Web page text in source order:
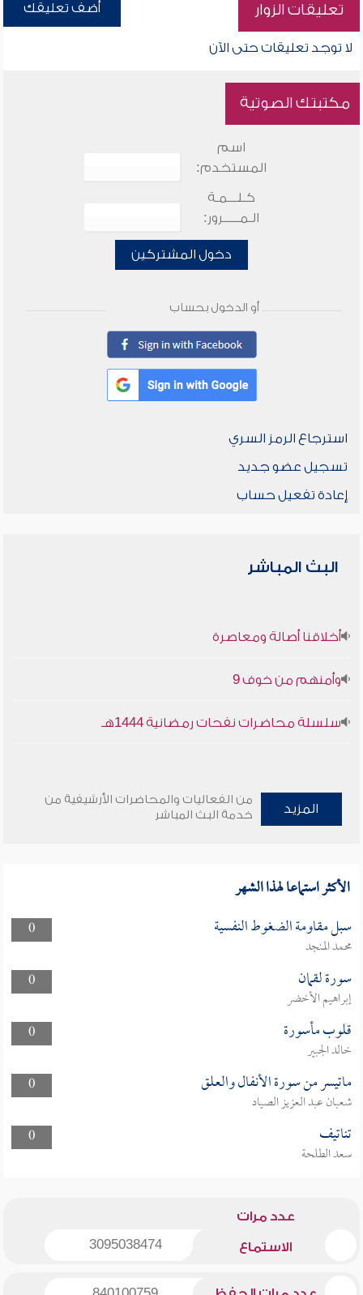
تعليقات الزوار أضف تعليقك
لا توجد تعليقات حتى الآن
مكتبتك الصوتية
اسم
المستخدم:
كـلـــمـة
الـمـــــرور:
دخول المشتركين
أو الدخول بحساب
استرجاع الرمز السري
تسجيل عضو جديد
إعادة تفعيل حساب
البث المباشر
أخلاقنا أصالة ومعاصرة
وأمنهم من خوف 9
سلسلة محاضرات نفحات رمضانية 1444هـ
المزيد
من الفعاليات والمحاضرات الأرشيفية من
خدمة البث المباشر
الأكثر استماعا لهذا الشهر
0 سبل مقاومة الضغوط النفسية
محمد المنجد
0
سورة لقمان
إبراهيم الأخضر
0
قلوب مأسورة
خالد الجبير
0
ماتيسر من سورة الأنفال والعلق
شعبان عبد العزيز الصياد
0
تناتيف
سعد الطلحة
عدد مرات
الاستماع 3095038474